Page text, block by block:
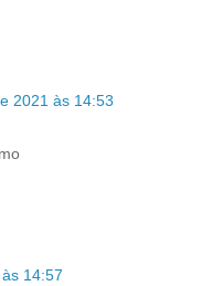
2021 às 14:53
14:57